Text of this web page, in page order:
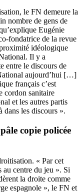
le FN demeure la
nombre de gens de
Eugénie
fondatrice de la revue
idéologique
Il y a
entre le discours de
aujourd’hui […]
français c’est
cordon sanitaire
et les autres partis
dans les discours ».
copie policée
« Par cet
au centre du jeu ». Si
la droite comme
espagnole », le FN et